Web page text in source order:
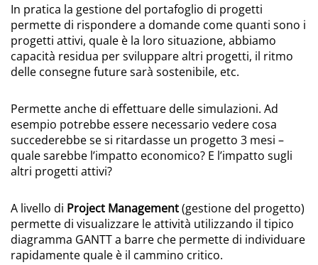
In pratica la gestione del portafoglio di progetti
permette di rispondere a domande come quanti sono i
progetti attivi, quale è la loro situazione, abbiamo
capacità residua per sviluppare altri progetti, il ritmo
delle consegne future sarà sostenibile, etc.
Permette anche di effettuare delle simulazioni. Ad
esempio potrebbe essere necessario vedere cosa
succederebbe se si ritardasse un progetto 3 mesi –
quale sarebbe l’impatto economico? E l’impatto sugli
altri progetti attivi?
A livello di Project Management(gestione del progetto)
permette di visualizzare le attività utilizzando il tipico
diagramma GANTT a barre che permette di individuare
rapidamente quale è il cammino critico.